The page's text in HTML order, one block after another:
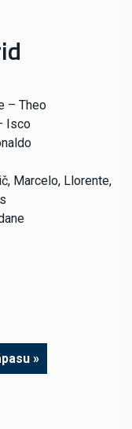
– Theo
Isco
Marcelo, Llorente,
»